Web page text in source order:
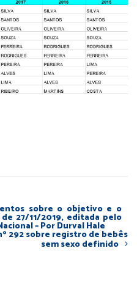
sobre o objetivo e o
27/11/2019, editada pelo
– Por Durval Hale
292 sobre registro de bebês
sem sexo definido